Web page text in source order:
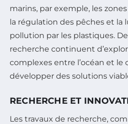
marins, par exemple, les
la régulation des pêches et la
pollution par les plastiques.
recherche continuent
complexes entre l’océan et le
développer des solutions
RECHERCHE ET
Les travaux de recherche,